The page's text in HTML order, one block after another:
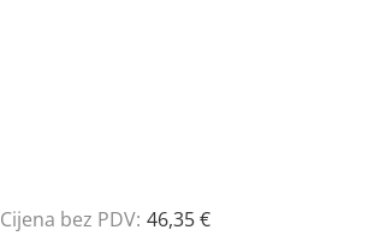
Cijena bez PDV: 46,35 €